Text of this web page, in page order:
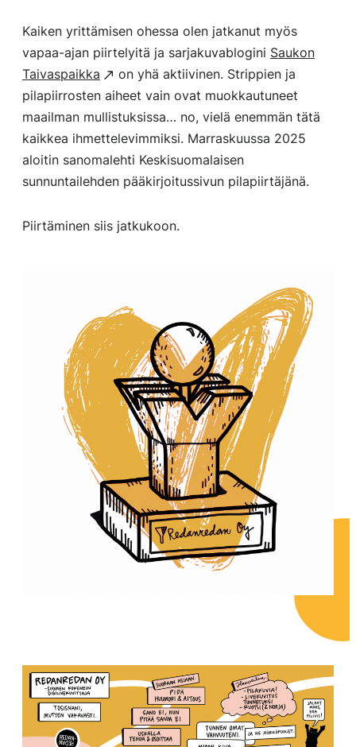
Kaiken yrittämisen ohessa olen jatkanut myös
vapaa-ajan piirtelyitä ja sarjakuvablogini Saukon
Taivaspaikka
on yhä aktiivinen. Strippien ja
pilapiirrosten aiheet vain ovat muokkautuneet
maailman mullistuksissa… no, vielä enemmän tätä
kaikkea ihmettelevimmiksi. Marraskuussa 2025
aloitin sanomalehti Keskisuomalaisen
sunnuntailehden pääkirjoitussivun pilapiirtäjänä.
Piirtäminen siis jatkukoon.